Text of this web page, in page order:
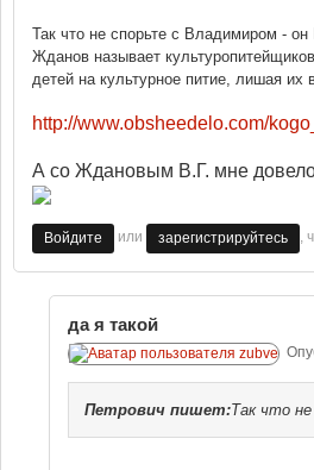
Так что не спорьте с Владимиром -
Жданов называет
детей на культурное питие, лишая их
http://www.obsheedelo.com/
А со Ждановым В.Г. мне
Войдите или зарегистрируйтесь ,
да я такой
Петрович пишет:Так что